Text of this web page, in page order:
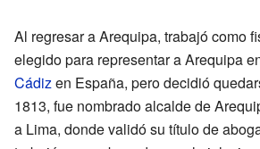
Al regresar a Arequipa, trabajó como
elegido para representar a Arequipa
Cádizen España, pero decidió
1813, fue nombrado alcalde de
a Lima, donde validó su título de